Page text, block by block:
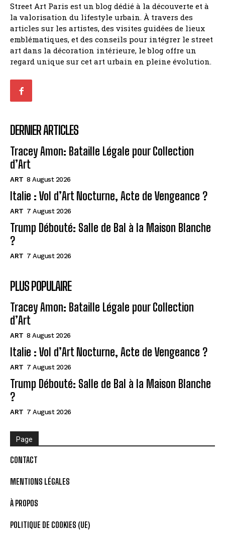
Street Art Paris est un blog dédié à la découverte et à
la valorisation du lifestyle urbain. À travers des
articles sur les artistes, des visites guidées de lieux
emblématiques, et des conseils pour intégrer le street
art dans la décoration intérieure, le blog offre un
regard unique sur cet art urbain en pleine évolution.
DERNIER ARTICLES
Tracey Amon: Bataille Légale pour Collection
d’Art
ART 8 August 2026
Italie : Vol d’Art Nocturne, Acte de Vengeance ?
ART 7 August 2026
Trump Débouté: Salle de Bal à la Maison Blanche
?
ART 7 August 2026
PLUS POPULAIRE
Tracey Amon: Bataille Légale pour Collection
d’Art
ART 8 August 2026
Italie : Vol d’Art Nocturne, Acte de Vengeance ?
ART 7 August 2026
Trump Débouté: Salle de Bal à la Maison Blanche
?
ART 7 August 2026
Page
CONTACT
MENTIONS LÉGALES
À PROPOS
POLITIQUE DE COOKIES (UE)